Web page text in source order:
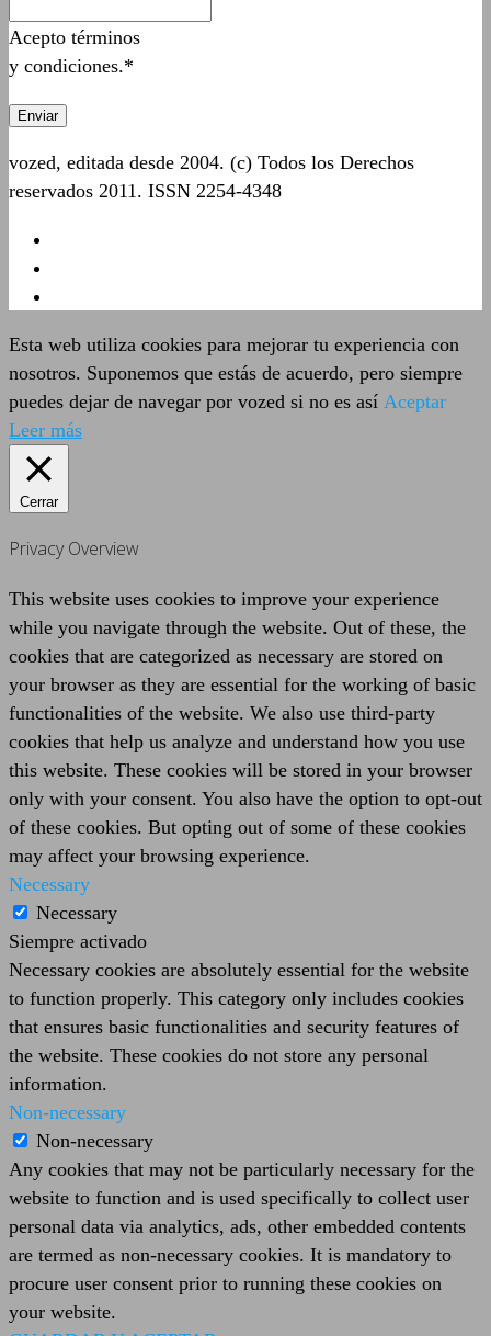
Acepto términos
y condiciones.*
vozed, editada desde 2004. (c) Todos los Derechos
reservados 2011. ISSN 2254-4348
Esta web utiliza cookies para mejorar tu experiencia con
nosotros. Suponemos que estás de acuerdo, pero siempre
puedes dejar de navegar por vozed si no es así Aceptar
Leer más
Cerrar
Privacy Overview
This website uses cookies to improve your experience
while you navigate through the website. Out of these, the
cookies that are categorized as necessary are stored on
your browser as they are essential for the working of basic
functionalities of the website. We also use third-party
cookies that help us analyze and understand how you use
this website. These cookies will be stored in your browser
only with your consent. You also have the option to opt-out
of these cookies. But opting out of some of these cookies
may affect your browsing experience.
Necessary
Necessary
Siempre activado
Necessary cookies are absolutely essential for the website
to function properly. This category only includes cookies
that ensures basic functionalities and security features of
the website. These cookies do not store any personal
information.
Non-necessary
Non-necessary
Any cookies that may not be particularly necessary for the
website to function and is used specifically to collect user
personal data via analytics, ads, other embedded contents
are termed as non-necessary cookies. It is mandatory to
procure user consent prior to running these cookies on
your website.